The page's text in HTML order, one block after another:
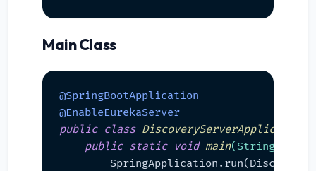
Main Class
@SpringBootApplication
@EnableEurekaServer
public class DiscoveryServerApplication
public static void main(String[]